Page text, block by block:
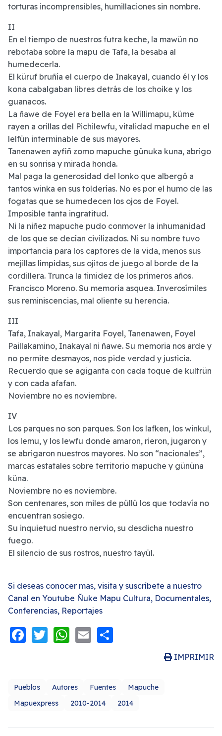
torturas incomprensibles, humillaciones sin nombre.
II
En el tiempo de nuestros futra keche, la mawün no
rebotaba sobre la mapu de Tafa, la besaba al
humedecerla.
El küruf bruñía el cuerpo de Inakayal, cuando él y los
kona cabalgaban libres detrás de los choike y los
guanacos.
La ñawe de Foyel era bella en la Willimapu, küme
rayen a orillas del Pichilewfu, vitalidad mapuche en el
lelfün interminable de sus mayores.
Tanenawen ayfiñ zomo mapuche günuka kuna, abrigo
en su sonrisa y mirada honda.
Mal paga la generosidad del lonko que albergó a
tantos winka en sus tolderías. No es por el humo de las
fogatas que se humedecen los ojos de Foyel.
Imposible tanta ingratitud.
Ni la niñez mapuche pudo conmover la inhumanidad
de los que se decían civilizados. Ni su nombre tuvo
importancia para los captores de la vida, menos sus
mejillas límpidas, sus ojitos de juego al borde de la
cordillera. Trunca la timidez de los primeros años.
Francisco Moreno. Su memoria asquea. Inverosímiles
sus reminiscencias, mal oliente su herencia.
III
Tafa, Inakayal, Margarita Foyel, Tanenawen, Foyel
Paillakamino, Inakayal ni ñawe. Su memoria nos arde y
no permite desmayos, nos pide verdad y justicia.
Recuerdo que se agiganta con cada toque de kultrün
y con cada afafan.
Noviembre no es noviembre.
IV
Los parques no son parques. Son los lafken, los winkul,
los lemu, y los lewfu donde amaron, rieron, jugaron y
se abrigaron nuestros mayores. No son “nacionales”,
marcas estatales sobre territorio mapuche y gününa
küna.
Noviembre no es noviembre.
Son centenares, son miles de püllü los que todavía no
encuentran sosiego.
Su inquietud nuestro nervio, su desdicha nuestro
fuego.
El silencio de sus rostros, nuestro tayül.
Si deseas conocer mas, visita y suscríbete a nuestro
Canal en Youtube Ñuke Mapu Cultura, Documentales,
Conferencias, Reportajes
Facebook
Twitter
WhatsApp
Email
IMPRIMIR
Pueblos Autores Fuentes
Mapuche
Mapuexpress
2010-2014 2014